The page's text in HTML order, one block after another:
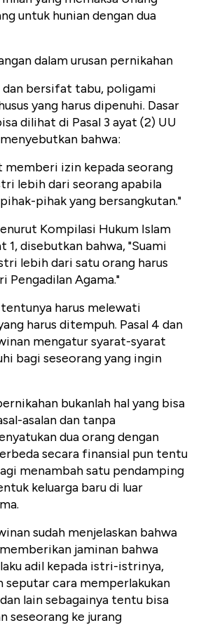
untuk hunian dengan dua
dalam urusan pernikahan
dan bersifat tabu, poligami
yang harus dipenuhi. Dasar
dilihat di Pasal 3 ayat (2) UU
bahwa:
memberi izin kepada seorang
lebih dari seorang apabila
pihak yang bersangkutan."
Kompilasi Hukum Islam
1, disebutkan bahwa, "Suami
lebih dari satu orang harus
Pengadilan Agama."
harus melewati
harus ditempuh. Pasal 4 dan
mengatur syarat-syarat
bagi seseorang yang ingin
bukanlah hal yang bisa
asalan dan tanpa
dua orang dengan
secara finansial pun tentu
menambah satu pendamping
keluarga baru di luar
sudah menjelaskan bahwa
jaminan bahwa
adil kepada istri-istrinya,
seputar cara memperlakukan
lain sebagainya tentu bisa
seseorang ke jurang